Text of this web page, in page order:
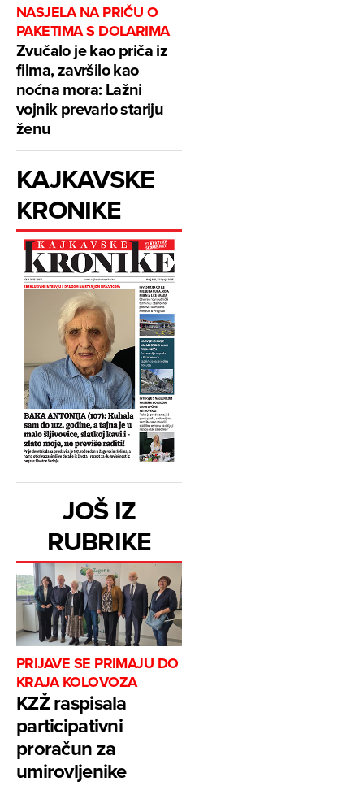
NASJELA NA PRIČU O
PAKETIMA S DOLARIMA
Zvučalo je kao priča iz
filma, završilo kao
noćna mora: Lažni
vojnik prevario stariju
ženu
KAJKAVSKE
KRONIKE
JOŠ IZ
RUBRIKE
PRIJAVE SE PRIMAJU DO
KRAJA KOLOVOZA
KZŽ raspisala
participativni
proračun za
umirovljenike